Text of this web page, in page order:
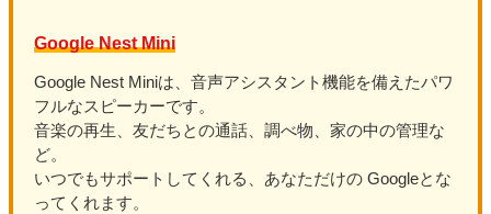
Google Nest Mini
Google Nest Miniは、音声アシスタント機能を備えたパワ
フルなスピーカーです。
音楽の再生、友だちとの通話、調べ物、家の中の管理な
ど。
いつでもサポートしてくれる、あなただけの Googleとな
ってくれます。